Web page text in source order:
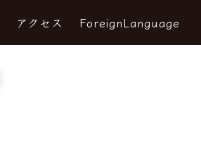
アクセス ForeignLanguage